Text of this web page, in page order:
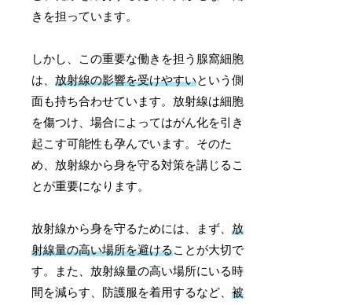
きを担っています。
しかし、この重要な働きを担う腺窩細胞
は、放射線の影響を受けやすいという側
面も持ち合わせています。放射線は細胞
を傷つけ、場合によってはがん化を引き
起こす可能性も孕んでいます。そのた
め、放射線から身を守る対策を講じるこ
とが重要になります。
放射線から身を守るためには、まず、放
射線量の高い場所を避けることが大切で
す。また、放射線量の高い場所にいる時
間を減らす、防護服を着用するなど、被